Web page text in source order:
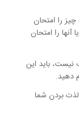
را امتحان
آنها را امتحان
باید این
دهید.
بردن شما